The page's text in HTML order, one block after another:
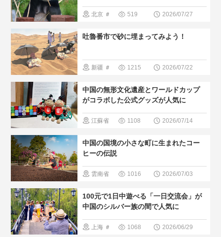
北京 ＃
すめ ＃人
519 2026/07/27
吐魯番市で砂に埋まってみよう！
新疆 ＃
すめ ＃現
地の暮らし
の少数民族
＃人間と大
自然
1215 2026/07/22
中国の無形文化遺産とワールドカップ
がコラボした公式グッズが人気に
江蘇省
族自治区
寧夏 ＃無
1108 2026/07/14
中国の国境の小さな町に生まれたコー
ヒーの伝説
雲南省
ルメ ＃人
気・おすす
1016 2026/07/03
100元で1日中遊べる「一日交流会」が
中国のシルバー族の間で人気に
上海 ＃ 1068 2026/06/29